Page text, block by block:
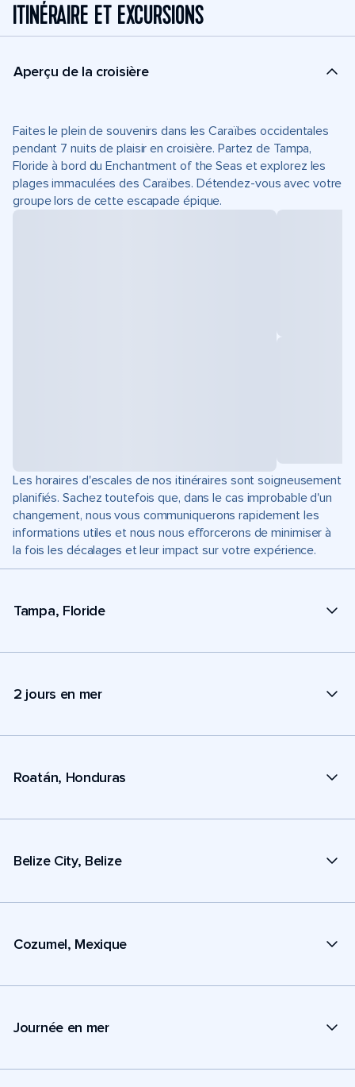
ITINÉRAIRE ET EXCURSIONS
Aperçu de la croisière
Faites le plein de souvenirs dans les Caraïbes occidentales
pendant 7 nuits de plaisir en croisière. Partez de Tampa,
Floride à bord du Enchantment of the Seas et explorez les
plages immaculées des Caraïbes. Détendez-vous avec votre
groupe lors de cette escapade épique.
Les horaires d'escales de nos itinéraires sont soigneusement
planifiés. Sachez toutefois que, dans le cas improbable d'un
changement, nous vous communiquerons rapidement les
informations utiles et nous nous efforcerons de minimiser à
la fois les décalages et leur impact sur votre expérience.
Tampa, Floride
2 jours en mer
Roatán, Honduras
Belize City, Belize
Cozumel, Mexique
Journée en mer